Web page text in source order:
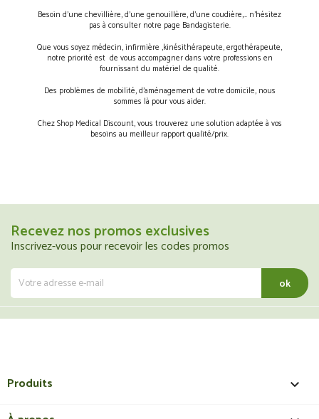
Besoin d’une chevillière, d’une genouillère, d’une coudière,… n’hésitez
pas à consulter notre page Bandagisterie.
Que vous soyez médecin, infirmière ,kinésithérapeute, ergothérapeute,
notre priorité est de vous accompagner dans votre professions en
fournissant du matériel de qualité.
Des problèmes de mobilité, d’aménagement de votre domicile, nous
sommes là pour vous aider.
Chez Shop Medical Discount, vous trouverez une solution adaptée à vos
besoins au meilleur rapport qualité/prix.
Recevez nos promos exclusives
Inscrivez-vous pour recevoir les codes promos
Produits 